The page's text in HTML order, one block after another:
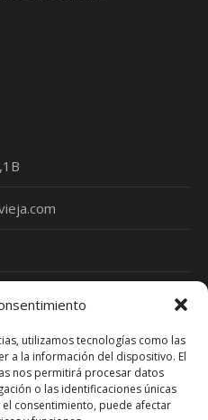
utilizamos tecnologías como las
a la información del dispositivo. El
nos permitirá procesar datos
o las identificaciones únicas
consentimiento, puede afectar